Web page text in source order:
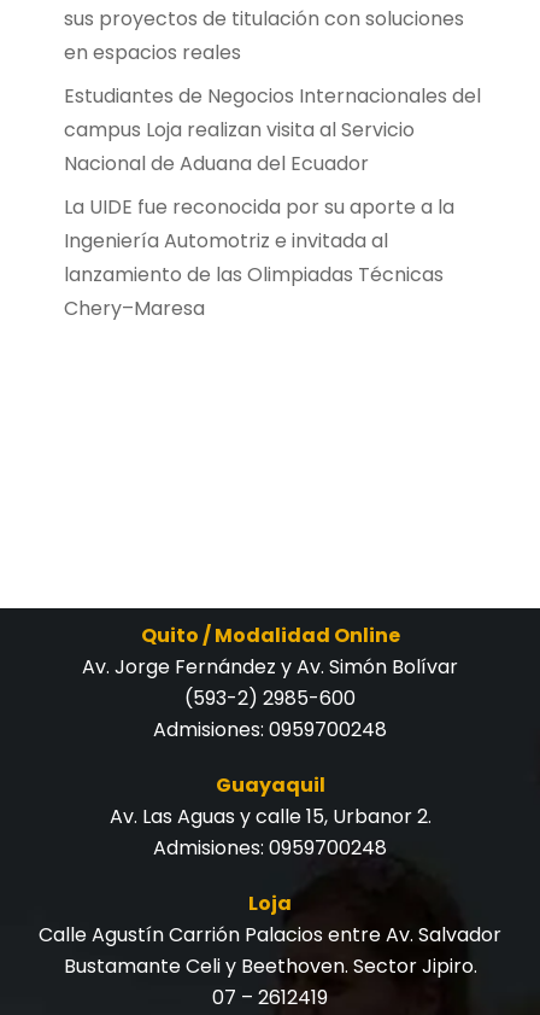
sus proyectos de titulación con soluciones
en espacios reales
Estudiantes de Negocios Internacionales del
campus Loja realizan visita al Servicio
Nacional de Aduana del Ecuador
La UIDE fue reconocida por su aporte a la
Ingeniería Automotriz e invitada al
lanzamiento de las Olimpiadas Técnicas
Chery–Maresa
Quito / Modalidad Online
Av. Jorge Fernández y Av. Simón Bolívar
(593-2) 2985-600
Admisiones: 0959700248
Guayaquil
Av. Las Aguas y calle 15, Urbanor 2.
Admisiones: 0959700248
Loja
Calle Agustín Carrión Palacios entre Av. Salvador
Bustamante Celi y Beethoven. Sector Jipiro.
07 – 2612419